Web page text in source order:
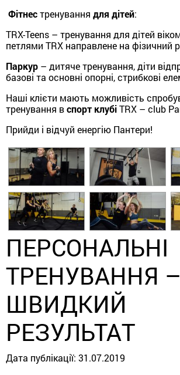
Фітнестренування для дітей:
TRX-Teens – тренування для дітей
петлями TRX направлене на фізичний
Паркур – дитяче тренування, діти
базові та основні опорні, стрибкові
Наші клієти мають можливість
тренування вспорт клубіTRX – club
Прийди і відчуй енергію Пантери!
ПЕРСОНАЛЬНІ
ТРЕНУВАННЯ –
ШВИДКИЙ
РЕЗУЛЬТАТ
Дата публікації: 31.07.2019